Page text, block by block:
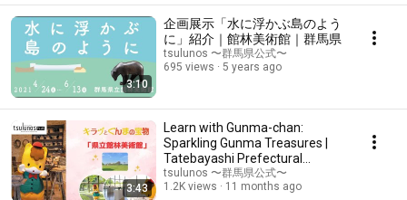
3:10
企画展示「水に浮かぶ島のよう
に」紹介｜館林美術館｜群馬県
tsulunos 〜群馬県公式〜
695 views
5 years ago
3:43
Learn with Gunma-chan:
Sparkling Gunma Treasures |
Tatebayashi Prefectural
Museum of Art | Media ...
tsulunos 〜群馬県公式〜
1.2K views
11 months ago